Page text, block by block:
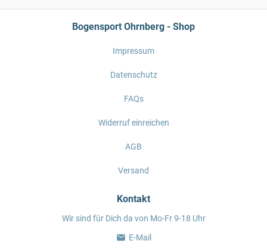
Bogensport Ohrnberg - Shop
Impressum
Datenschutz
FAQs
Widerruf einreichen
AGB
Versand
Kontakt
Wir sind für Dich da von Mo-Fr 9-18 Uhr
E-Mail